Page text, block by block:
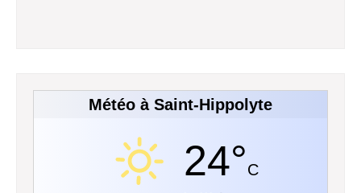
Météo à Saint-Hippolyte
24°C